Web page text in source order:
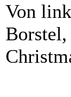
Von